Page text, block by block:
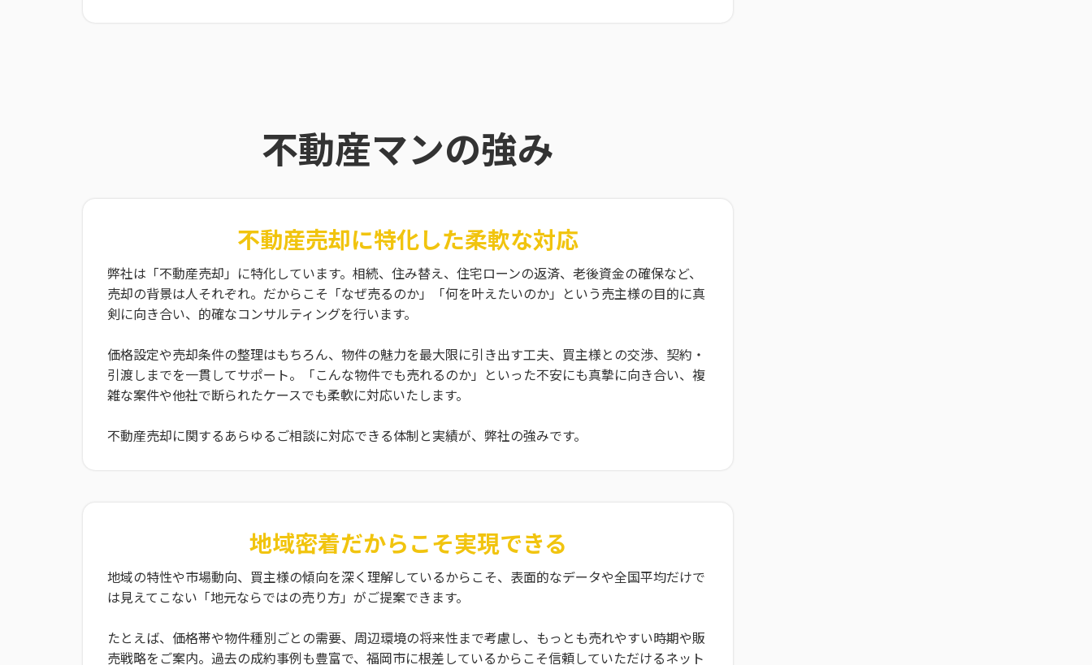
不動産マンの強み
不動産売却に特化した柔軟な対応
弊社は「不動産売却」に特化しています。相続、住み替え、住宅ローンの返済、老後資金の確保など、
売却の背景は人それぞれ。だからこそ「なぜ売るのか」「何を叶えたいのか」という売主様の目的に真
剣に向き合い、的確なコンサルティングを行います。
価格設定や売却条件の整理はもちろん、物件の魅力を最大限に引き出す工夫、買主様との交渉、契約・
引渡しまでを一貫してサポート。「こんな物件でも売れるのか」といった不安にも真摯に向き合い、複
雑な案件や他社で断られたケースでも柔軟に対応いたします。
不動産売却に関するあらゆるご相談に対応できる体制と実績が、弊社の強みです。
地域密着だからこそ実現できる
地域の特性や市場動向、買主様の傾向を深く理解しているからこそ、表面的なデータや全国平均だけで
は見えてこない「地元ならではの売り方」がご提案できます。
たとえば、価格帯や物件種別ごとの需要、周辺環境の将来性まで考慮し、もっとも売れやすい時期や販
売戦略をご案内。過去の成約事例も豊富で、福岡市に根差しているからこそ信頼していただけるネット